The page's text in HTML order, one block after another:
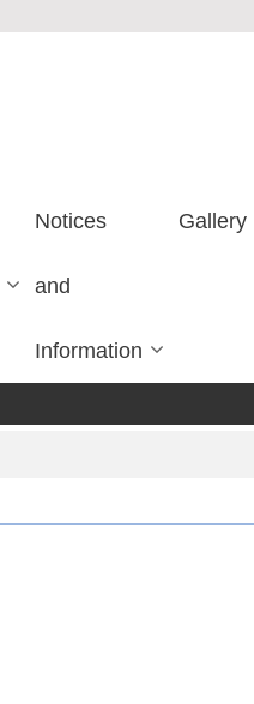
Notices
and
Information
Gallery